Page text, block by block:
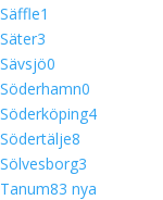
Säffle1
Säter3
Sävsjö0
Söderhamn0
Söderköping4
Södertälje8
Sölvesborg3
Tanum83 nya